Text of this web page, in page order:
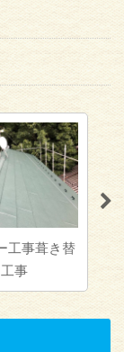
工事葺き替
工事